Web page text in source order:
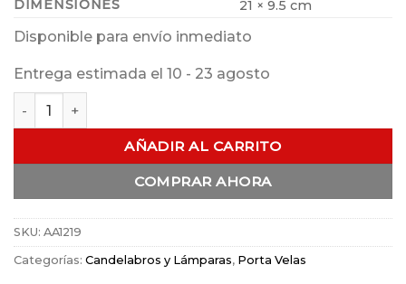
DIMENSIONES 21 × 9.5 cm
Disponible para envío inmediato
Entrega estimada el 10 - 23 agosto
Candelabro Clasico Hexagonal Mediano ( NO INCLUYE
AÑADIR AL CARRITO
COMPRAR AHORA
SKU: AA1219
Categorías: Candelabros y Lámparas, Porta Velas